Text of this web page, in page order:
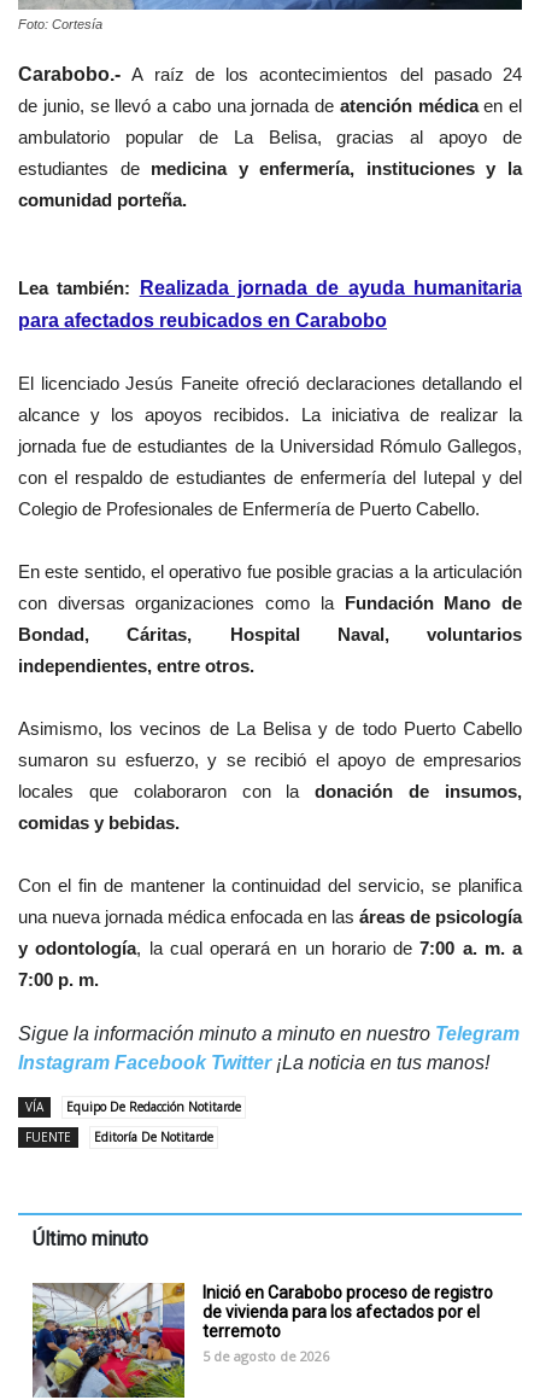
Foto: Cortesía
Carabobo.-A raíz de los acontecimientos del pasado 24
de junio, se llevó a cabo una jornada de atención médicaen el
ambulatorio popular de La Belisa, graciasal apoyo de
estudiantes de medicina y enfermería, instituciones y la
comunidad porteña.
Lea también:
Realizada jornada de ayuda humanitaria
para afectados reubicados en Carabobo
El licenciado Jesús Faneite ofreció declaraciones detallando el
alcance y los apoyos recibidos. La iniciativa de realizar la
jornada fue de estudiantes de la Universidad Rómulo Gallegos,
con el respaldo de estudiantes de enfermería del Iutepal y del
Colegio de Profesionales de Enfermería de Puerto Cabello.
En este sentido, el operativo fue posible gracias a la articulación
con diversas organizaciones como laFundación Mano de
Bondad, Cáritas, Hospital Naval, voluntarios
independientes, entre otros.
Asimismo, los vecinos de La Belisa y de todo Puerto Cabello
sumaron su esfuerzo, y se recibió el apoyo de empresarios
locales que colaboraron con ladonación de insumos,
comidas y bebidas.
Con el fin de mantener la continuidad del servicio, se planifica
una nueva jornada médica enfocada en las áreas de psicología
y odontología, la cual operará en un horario de 7:00 a. m. a
7:00 p. m.
Sigue la información minuto a minuto en nuestro Telegram
Instagram Facebook Twitter¡La noticia en tus manos!
VÍA
Equipo De Redacción Notitarde
FUENTE
Editoría De Notitarde
Último minuto
Inició en Carabobo proceso de registro
de vivienda para los afectados por el
terremoto
5 de agosto de 2026